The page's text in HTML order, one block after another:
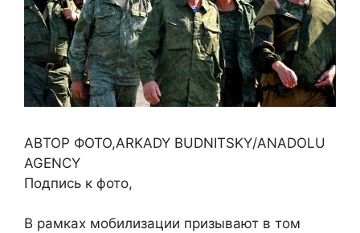
АВТОР ФОТО,ARKADY BUDNITSKY/ANADOLU
AGENCY
Подпись к фото,
В рамках мобилизации призывают в том